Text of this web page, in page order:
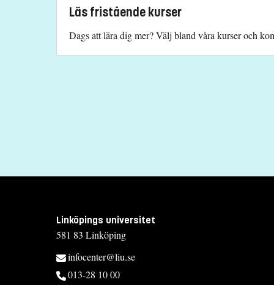
Läs fristående kurser
Dags att lära dig mer? Välj bland våra kurser och
Linköpings universitet
581 83 Linköping
infocenter@liu.se
013-28 10 00